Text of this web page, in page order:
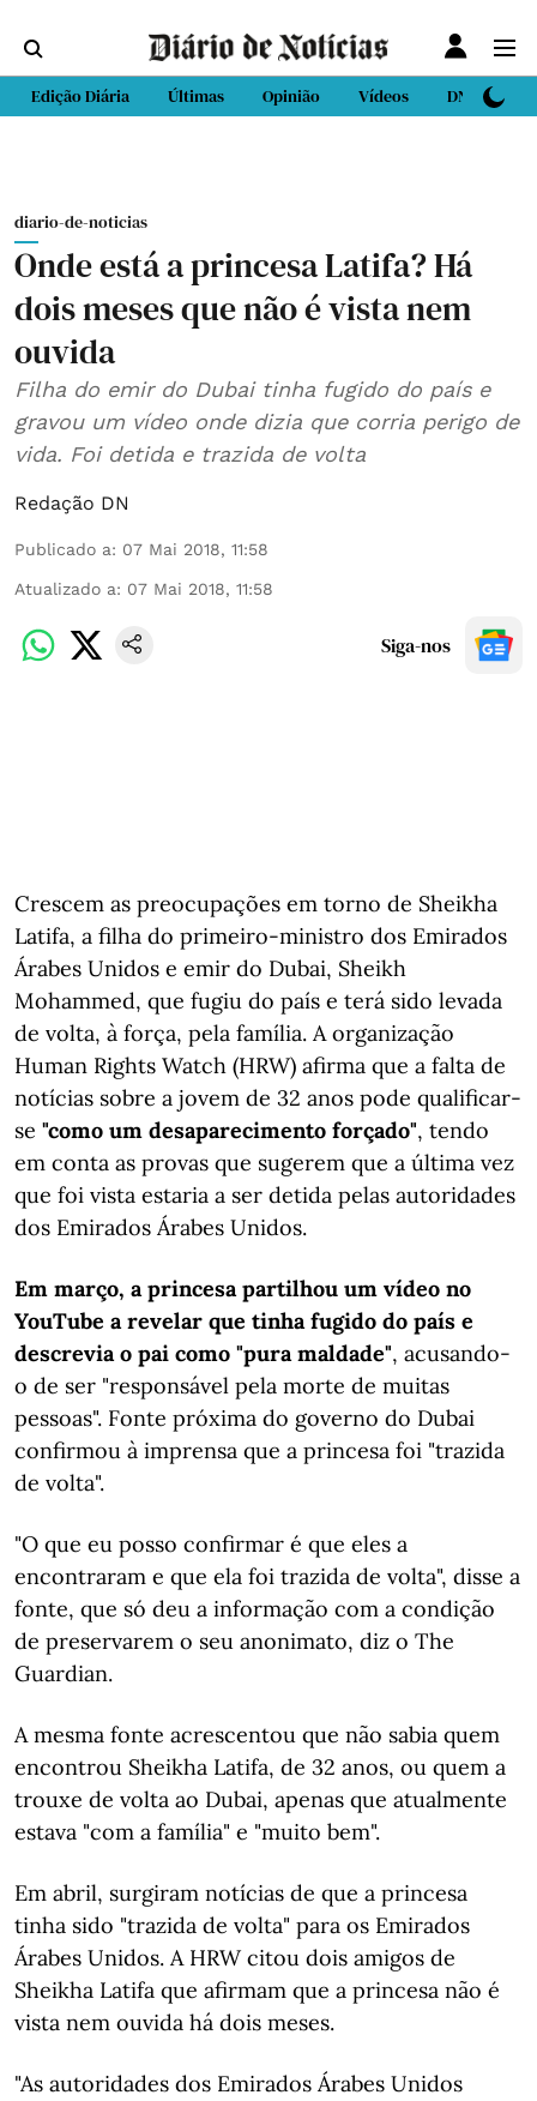
Edição Diária Últimas Opinião Vídeos DN Sport
diario-de-noticias
Onde está a princesa Latifa? Há
dois meses que não é vista nem
ouvida
Filha do emir do Dubai tinha fugido do país e
gravou um vídeo onde dizia que corria perigo de
vida. Foi detida e trazida de volta
Redação DN
Publicado a: 07 Mai 2018, 11:58
Atualizado a: 07 Mai 2018, 11:58
Siga-nos
Crescem as preocupações em torno de Sheikha
Latifa, a filha do primeiro-ministro dos Emirados
Árabes Unidos e emir do Dubai, Sheikh
Mohammed, que fugiu do país e terá sido levada
de volta, à força, pela família. A organização
Human Rights Watch (HRW) afirma que a falta de
notícias sobre a jovem de 32 anos pode qualificar-
se "como um desaparecimento forçado", tendo
em conta as provas que sugerem que a última vez
que foi vista estaria a ser detida pelas autoridades
dos Emirados Árabes Unidos.
Em março, a princesa partilhou um vídeo no
YouTube a revelar que tinha fugido do país e
descrevia o pai como "pura maldade", acusando-
o de ser "responsável pela morte de muitas
pessoas". Fonte próxima do governo do Dubai
confirmou à imprensa que a princesa foi "trazida
de volta".
"O que eu posso confirmar é que eles a
encontraram e que ela foi trazida de volta", disse a
fonte, que só deu a informação com a condição
de preservarem o seu anonimato, diz o The
Guardian.
A mesma fonte acrescentou que não sabia quem
encontrou Sheikha Latifa, de 32 anos, ou quem a
trouxe de volta ao Dubai, apenas que atualmente
estava "com a família" e "muito bem".
Em abril, surgiram notícias de que a princesa
tinha sido "trazida de volta" para os Emirados
Árabes Unidos. A HRW citou dois amigos de
Sheikha Latifa que afirmam que a princesa não é
vista nem ouvida há dois meses.
"As autoridades dos Emirados Árabes Unidos